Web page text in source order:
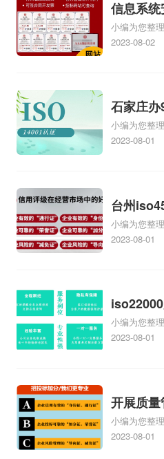
没有自己的商务网
站，缺少启动资金，
不...
方正文！
信息系
级费用
务资质二级
小编为您整
认证证书机
请书相关iso
方正文！
2023-08-02
石家庄
家庄
小编为您整
家庄9000认
2023-08-01
台州
台州
费
小编为您整
中心哪家收
认证收费标
识，详情可
2023-08-01
向，质
小编为您整
来就业前景
知识，详情
2023-08-01
开展质
质量管
小编为您整
健康安全管
2023-08-01